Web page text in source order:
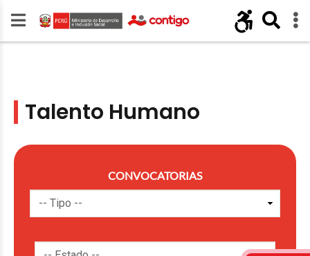
Talento Humano
CONVOCATORIAS